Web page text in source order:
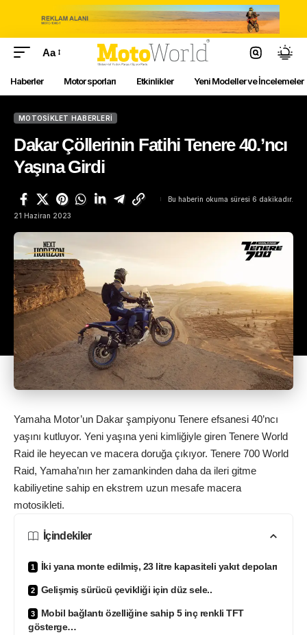
Aa
Haberler Motor sporları Etkinlikler Yeni Modeller ve İncelemeler
MOTOSIKLET HABERLERI
Dakar Çöllerinin Fatihi Tenere 40.’ncı
Yaşına Girdi
21 Haziran 2023
Bu haberin okuma süresi 6 dakikadır.
Yamaha Motor’un Dakar şampiyonu Tenere efsanesi 40’ncı
yaşını kutluyor. Yeni yaşına yeni kimliğiyle giren Tenere World
Raid ile heyecan ve macera doruğa çıkıyor. Tenere 700 World
Raid, Yamaha’nın her zamankinden daha da ileri gitme
kabiliyetine sahip en ekstrem uzun mesafe macera
motosikleti.
İçindekiler
İki yana monte edilmiş, 23 litre kapasiteli yakıt depoları
Gelişmiş sürücü çevikliği için düz sele..
Mobil bağlantı özelliğine sahip 5 inç renkli TFT
gösterge…